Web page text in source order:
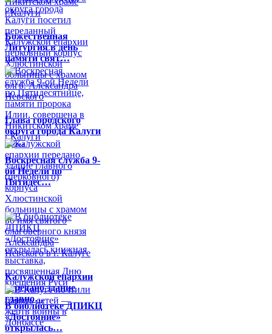
Божественная
Литургия в день
памяти свят…
Глава городского
округа города Калуги
по…
Воскресная служба 9-
ой Недели по
Пятидес…
Калужской епархии
передано здание
главно…
В библиотеке ДПИКЦ
«Достояние»
открылась…